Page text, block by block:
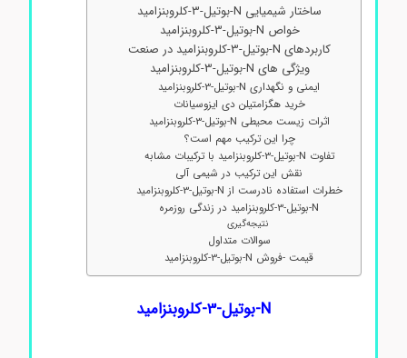
ساختار شیمیایی N-بوتیل-3-کلروبنزامید
خواص N-بوتیل-3-کلروبنزامید
کاربردهای N-بوتیل-3-کلروبنزامید در صنعت
ویژگی های N-بوتیل-3-کلروبنزامید
ایمنی و نگهداری N-بوتیل-3-کلروبنزامید
خرید هگزامتیلن دی ایزوسیانات
اثرات زیست محیطی N-بوتیل-3-کلروبنزامید
چرا این ترکیب مهم است؟
تفاوت N-بوتیل-3-کلروبنزامید با ترکیبات مشابه
نقش این ترکیب در شیمی آلی
خطرات استفاده نادرست از N-بوتیل-3-کلروبنزامید
نتیجه‌گیری
سوالات متداول
قیمت -فروش N-بوتیل-3-کلروبنزامید